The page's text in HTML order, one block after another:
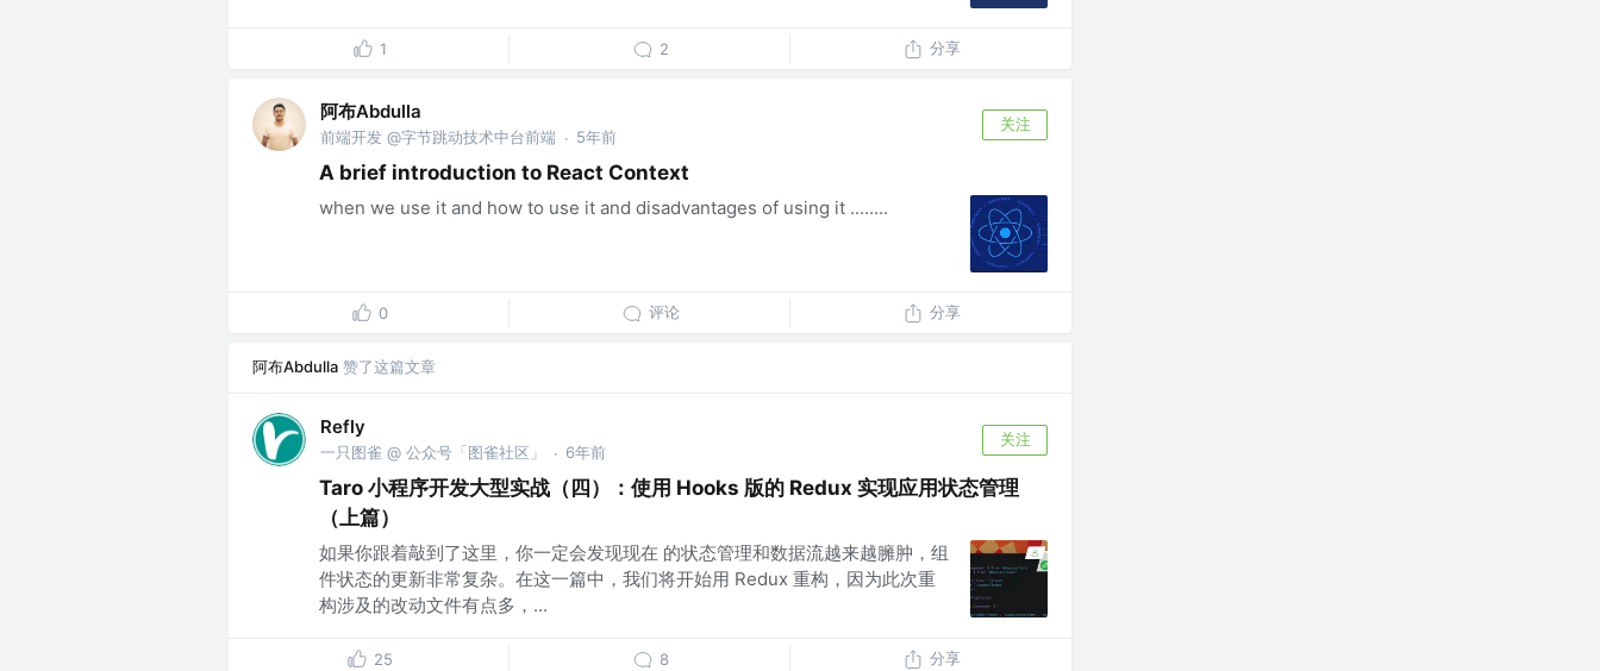
1 2 分享
阿布Abdulla
前端开发 @字节跳动技术中台前端 · 5年前
关注
A brief introduction to React Context
when we use it and how to use it and disadvantages of using it ........
0 评论 分享
阿布Abdulla 赞了这篇文章
Refly
一只图雀 @ 公众号「图雀社区」 · 6年前
关注
Taro 小程序开发大型实战（四）：使用 Hooks 版的 Redux 实现应用状态管理
（上篇）
如果你跟着敲到了这里，你一定会发现现在 的状态管理和数据流越来越臃肿，组
件状态的更新非常复杂。在这一篇中，我们将开始用 Redux 重构，因为此次重
构涉及的改动文件有点多，...
25 8 分享